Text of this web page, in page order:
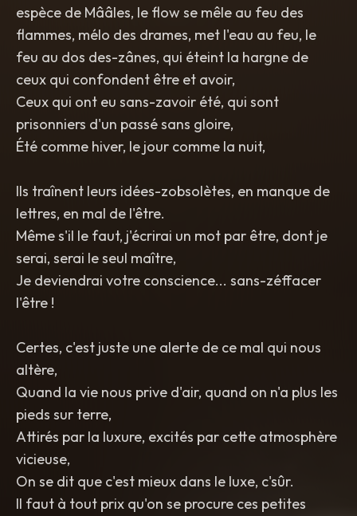
espèce de Mââles, le flow se mêle au feu des
flammes, mélo des drames, met l'eau au feu, le
feu au dos des-zânes, qui éteint la hargne de
ceux qui confondent être et avoir,
Ceux qui ont eu sans-zavoir été, qui sont
prisonniers d'un passé sans gloire,
Été comme hiver, le jour comme la nuit,
Ils traînent leurs idées-zobsolètes, en manque de
lettres, en mal de l'être.
Même s'il le faut, j'écrirai un mot par être, dont je
serai, serai le seul maître,
Je deviendrai votre conscience... sans-zéffacer
l'être !
Certes, c'est juste une alerte de ce mal qui nous
altère,
Quand la vie nous prive d'air, quand on n'a plus les
pieds sur terre,
Attirés par la luxure, excités par cette atmosphère
vicieuse,
On se dit que c'est mieux dans le luxe, c'sûr.
Il faut à tout prix qu'on se procure ces petites